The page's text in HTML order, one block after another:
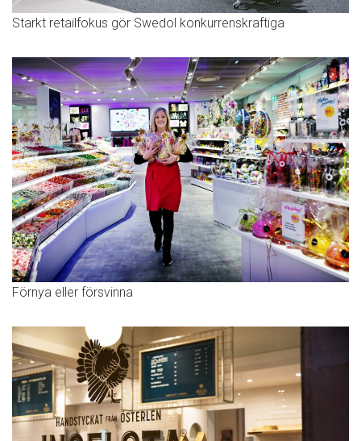
Starkt retailfokus gör Swedol konkurrenskraftiga
Förnya eller försvinna